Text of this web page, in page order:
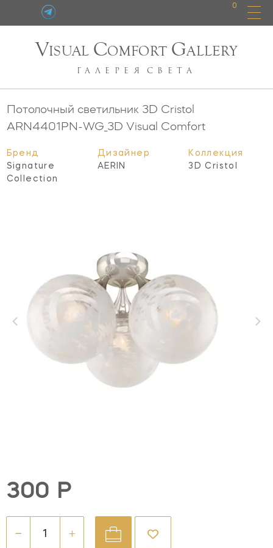
0
VISUAL COMFORT GALLERY
ГАЛЕРЕЯ СВЕТА
Потолочный светильник 3D Cristol
ARN4401PN-WG_3D Visual Comfort
Бренд
Signature
Collection
Дизайнер
AERIN
Коллекция
3D Cristol
300 Р